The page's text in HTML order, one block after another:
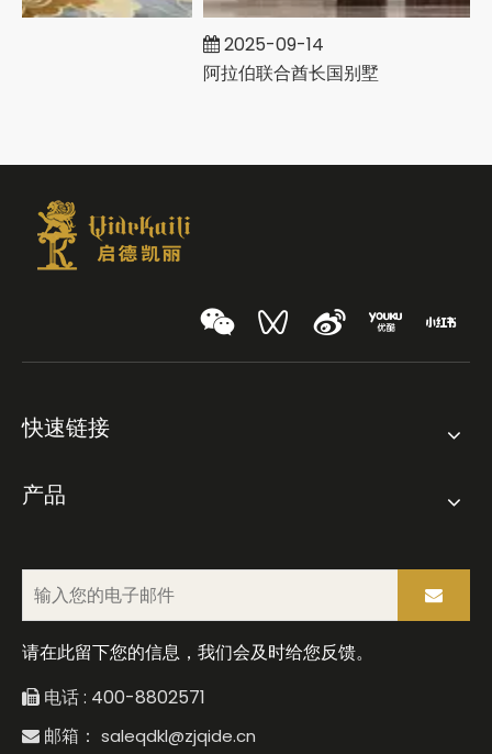
2025-09-14
阿拉伯联合酋长国别墅
快速链接
产品
请在此留下您的信息，我们会及时给您反馈。
 电话 : 400-8802571
 邮箱： saleqdkl@zjqide.cn